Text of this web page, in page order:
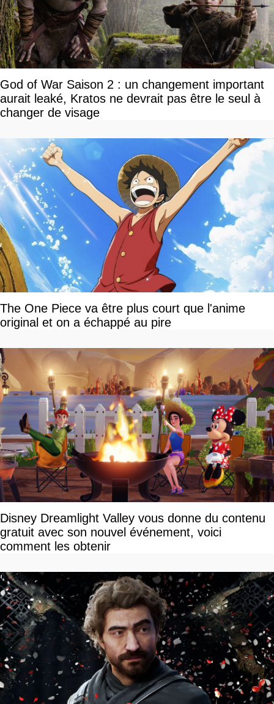
God of War Saison 2 : un changement important
aurait leaké, Kratos ne devrait pas être le seul à
changer de visage
The One Piece va être plus court que l'anime
original et on a échappé au pire
Disney Dreamlight Valley vous donne du contenu
gratuit avec son nouvel événement, voici
comment les obtenir